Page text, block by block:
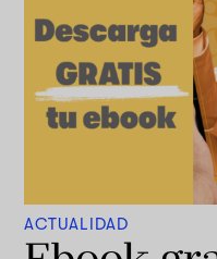
ACTUALIDAD